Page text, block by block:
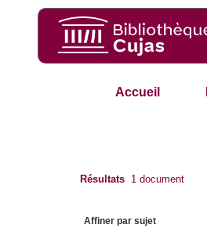
Accueil
Résultats 1 document
Affiner par sujet